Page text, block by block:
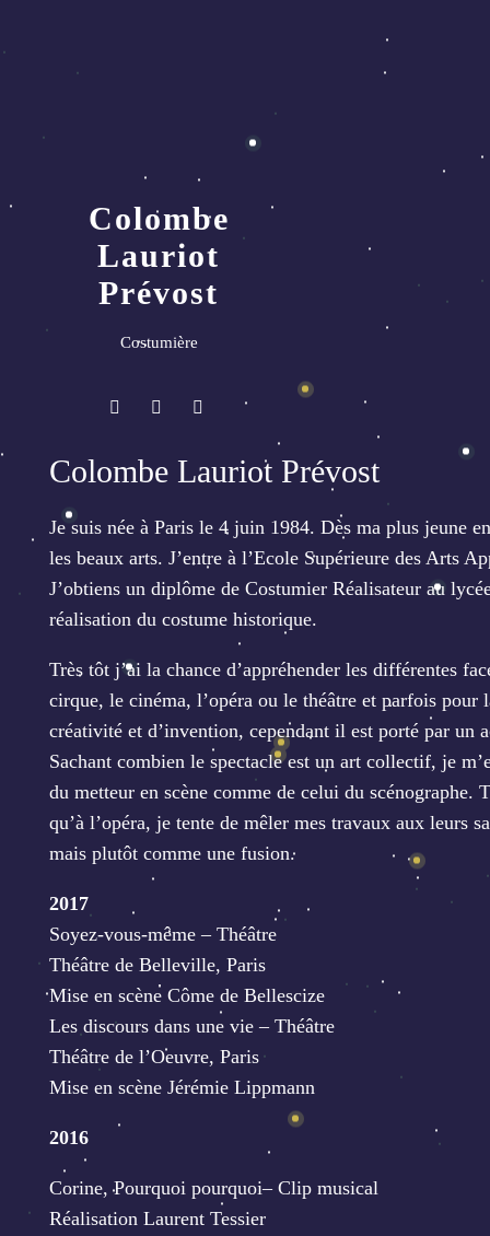
Colombe
Lauriot
Prévost
Costumière
Colombe Lauriot Prévost
Je suis née à Paris le 4 juin 1984. Dès ma plus jeune
les beaux arts. J’entre à l’Ecole Supérieure des Arts
J’obtiens un diplôme de Costumier Réalisateur au
réalisation du costume historique.
Très tôt j’ai la chance d’appréhender les différentes
cirque, le cinéma, l’opéra ou le théâtre et parfois
créativité et d’invention, cependant il est porté par un
Sachant combien le spectacle est un art collectif, je
du metteur en scène comme de celui du
qu’à l’opéra, je tente de mêler mes travaux aux leurs
mais plutôt comme une fusion.
2017
Soyez-vous-même – Théâtre
Théâtre de Belleville, Paris
Mise en scène Côme de Bellescize
Les discours dans une vie – Théâtre
Théâtre de l’Oeuvre, Paris
Mise en scène Jérémie Lippmann
2016
Corine, Pourquoi pourquoi– Clip musical
Réalisation Laurent Tessier